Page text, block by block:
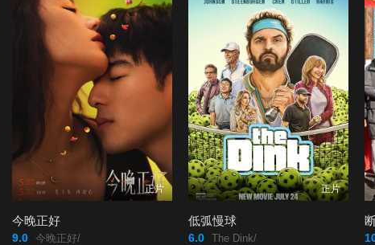
正片
今晚正好
9.0 今晚正好/
正片
低弧慢球
6.0 The Dink/